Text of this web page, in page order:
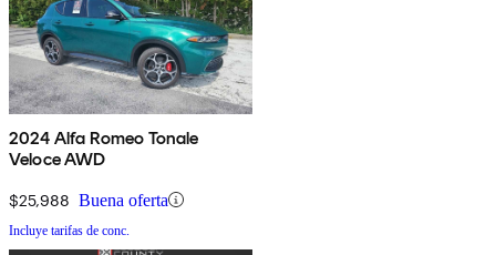
2024 Alfa Romeo Tonale
Veloce AWD
$25,988 Buena oferta
Incluye tarifas de conc.